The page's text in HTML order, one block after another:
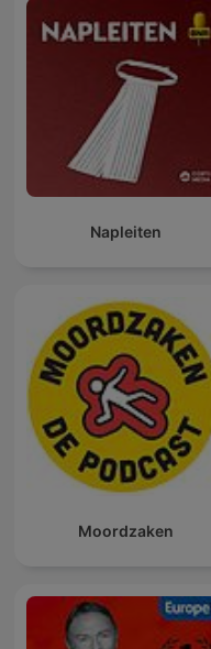
Napleiten
Moordzaken